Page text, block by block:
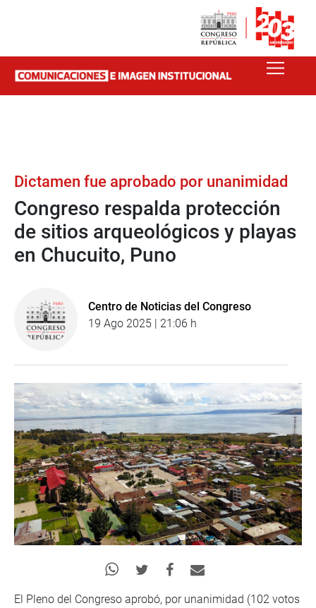
Dictamen fue aprobado por unanimidad
Congreso respalda protección
de sitios arqueológicos y playas
en Chucuito, Puno
Centro de Noticias del Congreso
19 Ago 2025 | 21:06 h
El Pleno del Congreso aprobó, por unanimidad (102 votos